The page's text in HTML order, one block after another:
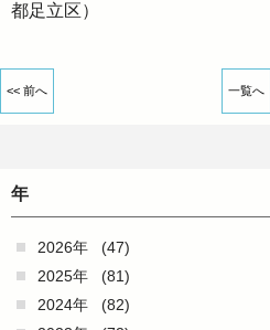
都足立区）
<< 前へ 一覧へ
年
2026年
(47)
2025年
(81)
2024年
(82)